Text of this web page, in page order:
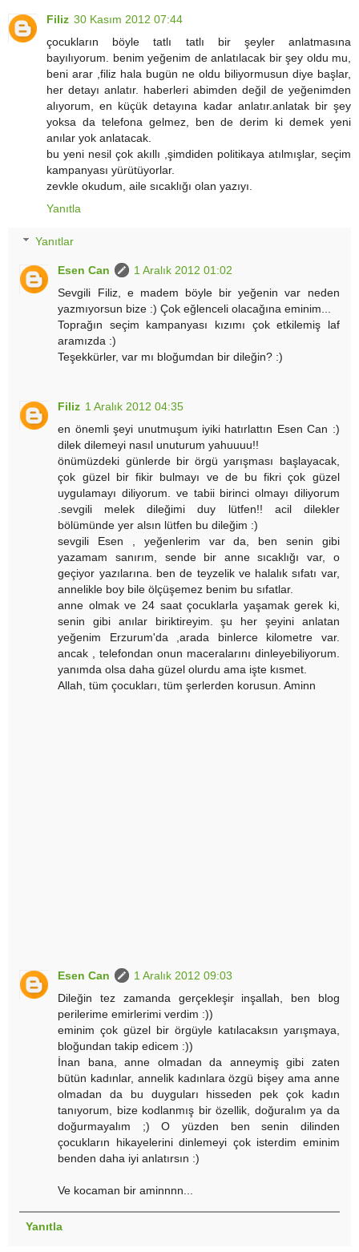
Filiz 30 Kasım 2012 07:44
çocukların böyle tatlı tatlı bir şeyler anlatmasına
bayılıyorum. benim yeğenim de anlatılacak bir şey oldu mu,
beni arar ,filiz hala bugün ne oldu biliyormusun diye başlar,
her detayı anlatır. haberleri abimden değil de yeğenimden
alıyorum, en küçük detayına kadar anlatır.anlatak bir şey
yoksa da telefona gelmez, ben de derim ki demek yeni
anılar yok anlatacak.
bu yeni nesil çok akıllı ,şimdiden politikaya atılmışlar, seçim
kampanyası yürütüyorlar.
zevkle okudum, aile sıcaklığı olan yazıyı.
Yanıtla
Yanıtlar
Esen Can
1 Aralık 2012 01:02
Sevgili Filiz, e madem böyle bir yeğenin var neden
yazmıyorsun bize :) Çok eğlenceli olacağına eminim...
Toprağın seçim kampanyası kızımı çok etkilemiş laf
aramızda :)
Teşekkürler, var mı bloğumdan bir dileğin? :)
Filiz 1 Aralık 2012 04:35
en önemli şeyi unutmuşum iyiki hatırlattın Esen Can :)
dilek dilemeyi nasıl unuturum yahuuuu!!
önümüzdeki günlerde bir örgü yarışması başlayacak,
çok güzel bir fikir bulmayı ve de bu fikri çok güzel
uygulamayı diliyorum. ve tabii birinci olmayı diliyorum
.sevgili melek dileğimi duy lütfen!! acil dilekler
bölümünde yer alsın lütfen bu dileğim :)
sevgili Esen , yeğenlerim var da, ben senin gibi
yazamam sanırım, sende bir anne sıcaklığı var, o
geçiyor yazılarına. ben de teyzelik ve halalık sıfatı var,
annelikle boy bile ölçüşemez benim bu sıfatlar.
anne olmak ve 24 saat çocuklarla yaşamak gerek ki,
senin gibi anılar biriktireyim. şu her şeyini anlatan
yeğenim Erzurum'da ,arada binlerce kilometre var.
ancak , telefondan onun maceralarını dinleyebiliyorum.
yanımda olsa daha güzel olurdu ama işte kısmet.
Allah, tüm çocukları, tüm şerlerden korusun. Aminn
Esen Can
1 Aralık 2012 09:03
Dileğin tez zamanda gerçekleşir inşallah, ben blog
perilerime emirlerimi verdim :))
eminim çok güzel bir örgüyle katılacaksın yarışmaya,
bloğundan takip edicem :))
İnan bana, anne olmadan da anneymiş gibi zaten
bütün kadınlar, annelik kadınlara özgü bişey ama anne
olmadan da bu duyguları hisseden pek çok kadın
tanıyorum, bize kodlanmış bir özellik, doğuralım ya da
doğurmayalım ;) O yüzden ben senin dilinden
çocukların hikayelerini dinlemeyi çok isterdim eminim
benden daha iyi anlatırsın :)
Ve kocaman bir aminnnn...
Yanıtla